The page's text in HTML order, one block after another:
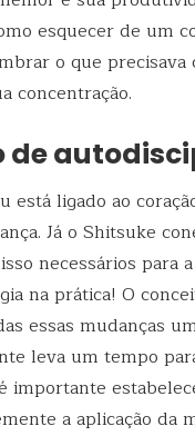
esquecer de um
o que
concentração.
de
está ligado ao
Já o Shitsuke
necessários para
na prática! O
essas mudanças
leva um tempo
importante
a aplicação da